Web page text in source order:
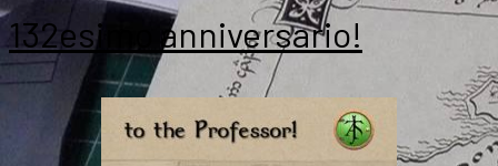
in
132esimo anniversario!